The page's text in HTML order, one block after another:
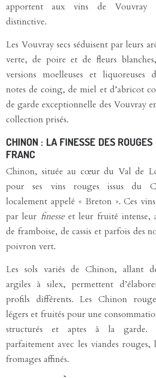
apportent aux vins de Vouvray
distinctive.
Les Vouvray secs séduisent par leurs
verte, de poire et de fleurs
versions moelleuses et liquoreuses
notes de coing, de miel et d’abricot
de garde exceptionnelle des Vouvray
collection prisés.
CHINON : LA FINESSE DES
FRANC
Chinon, située au cœur du Val de
pour ses vins rouges issus du
localement appelé « Breton ». Ces
par leur finesseet leur fruité intense,
de framboise, de cassis et parfois des
poivron vert.
Les sols variés de Chinon, allant
argiles à silex, permettent
profils différents. Les Chinon
légers et fruités pour une
structurés et aptes à la garde.
parfaitement avec les viandes rouges,
fromages affinés.